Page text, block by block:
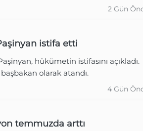
2 Gün
istifa etti
hükümetin istifasını açıkladı.
olarak atandı.
4 Gün
temmuzda arttı